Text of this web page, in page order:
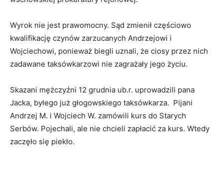
Wyrok nie jest prawomocny. Sąd zmienił częściowo
kwalifikację czynów zarzucanych Andrzejowi i
Wojciechowi, ponieważ biegli uznali, że ciosy przez nich
zadawane taksówkarzowi nie zagrażały jego życiu.
Skazani mężczyźni 12 grudnia ub.r. uprowadzili pana
Jacka, byłego już głogowskiego taksówkarza. Pijani
Andrzej M. i Wojciech W. zamówili kurs do Starych
Serbów. Pojechali, ale nie chcieli zapłacić za kurs. Wtedy
zaczęło się piekło.